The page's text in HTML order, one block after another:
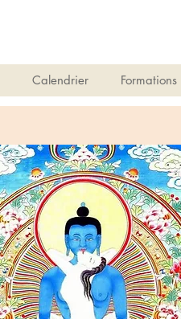
Calendrier Formations